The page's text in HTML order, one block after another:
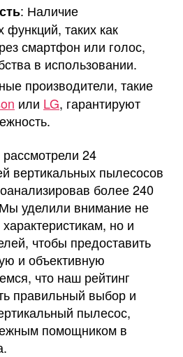
: Наличие
таких как
смартфон или голос,
в использовании.
производители, такие
или LG, гарантируют
24
вертикальных пылесосов
более 240
уделили внимание не
но и
чтобы предоставить
и объективную
что наш рейтинг
правильный выбор и
пылесос,
помощником в